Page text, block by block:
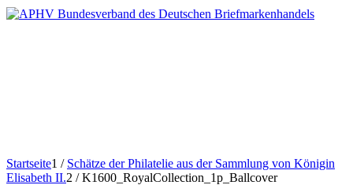
Startseite1 / Schätze der Philatelie aus der Sammlung von Königin
Elisabeth II.2 / K1600_RoyalCollection_1p_Ballcover